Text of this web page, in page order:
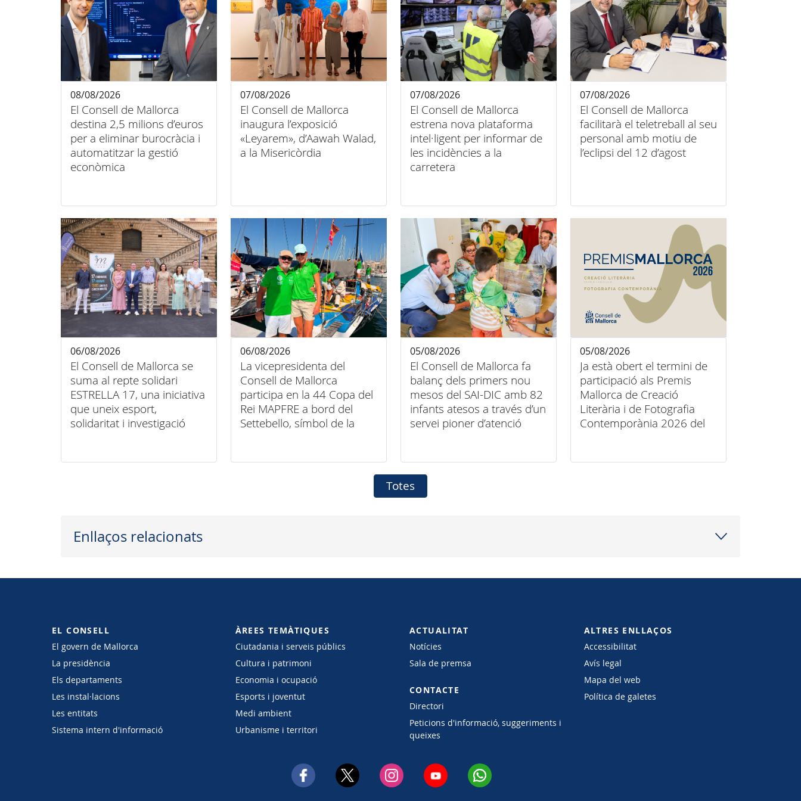
El Consell de Mallorca
destina 2,5 milions d’euros
per a eliminar burocràcia i
automatitzar la gestió
econòmica
08/08/2026
El Consell de Mallorca
inaugura l’exposició
«Leyarem», d’Aawah Walad,
a la Misericòrdia
07/08/2026
El Consell de Mallorca
estrena nova plataforma
intel·ligent per informar de
les incidències a la
carretera
07/08/2026
El Consell de Mallorca
facilitarà el teletreball al seu
personal amb motiu de
l’eclipsi del 12 d’agost
07/08/2026
El Consell de Mallorca se
suma al repte solidari
ESTRELLA 17, una iniciativa
que uneix esport,
solidaritat i investigació
06/08/2026
La vicepresidenta del
Consell de Mallorca
participa en la 44 Copa del
Rei MAPFRE a bord del
Settebello, símbol de la
06/08/2026
El Consell de Mallorca fa
balanç dels primers nou
mesos del SAI-DIC amb 82
infants atesos a través d’un
servei pioner d’atenció
05/08/2026
Ja està obert el termini de
participació als Premis
Mallorca de Creació
Literària i de Fotografia
Contemporània 2026 del
05/08/2026
Totes
Enllaços relacionats
EL CONSELL
El govern de Mallorca
La presidència
Els departaments
Les instal·lacions
Les entitats
Sistema intern d'informació
ÀREES TEMÀTIQUES
Ciutadania i serveis públics
Cultura i patrimoni
Economia i ocupació
Esports i joventut
Medi ambient
Urbanisme i territori
ACTUALITAT
Notícies
Sala de premsa
CONTACTE
Directori
Peticions d'informació, suggeriments i
queixes
ALTRES ENLLAÇOS
Accessibilitat
Avís legal
Mapa del web
Política de galetes